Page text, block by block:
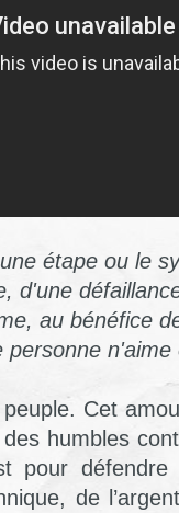
étape ou le
d'une
au bénéfice
personne
Cet
humbles
pour
de